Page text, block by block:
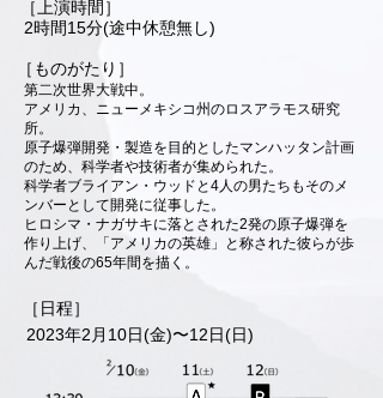
​［上演時間］
2時間15分(途中休憩無し)
​［ものがたり］
第二次世界大戦中。
アメリカ、ニューメキシコ州のロスアラモス研究
所。
原子爆弾開発・製造を目的としたマンハッタン計画
のため、 科学者や技術者が集められた。
科学者ブライアン・ウッドと4人の男たちも そのメ
ンバーとして開発に従事した。
ヒロシマ・ナガサキに落とされた2発の原子爆弾を
作り上げ、
「​アメリカの英雄」と称された彼らが歩
んだ戦後の65年間を描く。
​［日程］
2023年2月10日(金)〜12日(日)